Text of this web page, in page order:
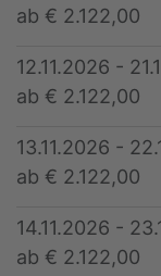
ab € 2.122,00
12.11.2026 -
ab € 2.122,00
13.11.2026 -
ab € 2.122,00
14.11.2026 -
ab € 2.122,00